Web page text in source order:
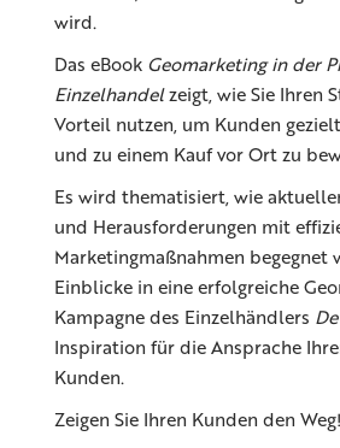
wird.
Das eBook Geomarketing in der
Einzelhandelzeigt, wie Sie Ihren
Vorteil nutzen, um Kunden
und zu einem Kauf vor Ort zu
Es wird thematisiert, wie
und Herausforderungen mit
Marketingmaßnahmen begegnet
Einblicke in eine erfolgreiche
Kampagne des Einzelhändlers
Inspiration für die Ansprache
Kunden.
Zeigen Sie Ihren Kunden den Weg!